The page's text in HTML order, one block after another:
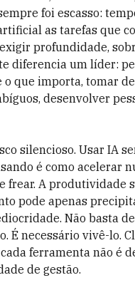
foi escasso:
as tarefas que
profundidade,
diferencia um líder:
o que importa, tomar
desenvolver
silencioso. Usar IA
é como acelerar
frear. A produtividade
pode apenas
Não basta
É necessário vivê-lo.
ferramenta não é
de gestão.